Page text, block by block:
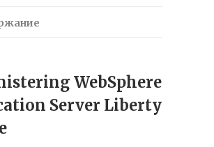
WebSphere
Server Liberty